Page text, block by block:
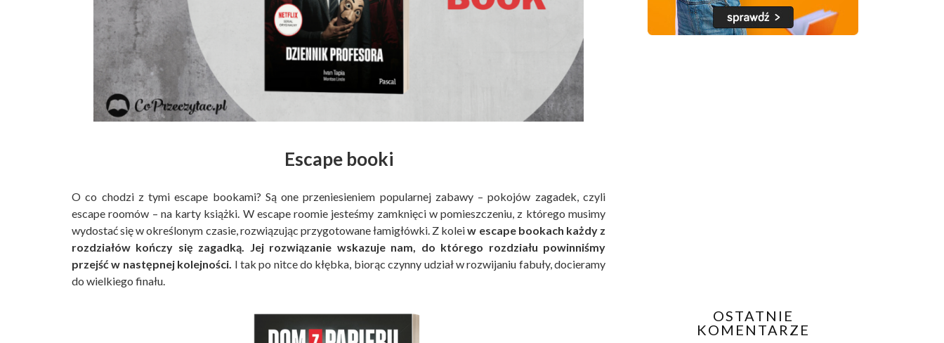
Escape booki
O co chodzi z tymi escape bookami? Są one przeniesieniem popularnej zabawy – pokojów zagadek, czyli
escape roomów – na karty książki. W escape roomie jesteśmy zamknięci w pomieszczeniu, z którego musimy
wydostać się w określonym czasie, rozwiązując przygotowane łamigłówki. Z koleiw escape bookach każdy z
rozdziałów kończy się zagadką. Jej rozwiązanie wskazuje nam, do którego rozdziału powinniśmy
przejść w następnej kolejności. I tak po nitce do kłębka, biorąc czynny udział w rozwijaniu fabuły, docieramy
do wielkiego finału.
OSTATNIE
KOMENTARZE